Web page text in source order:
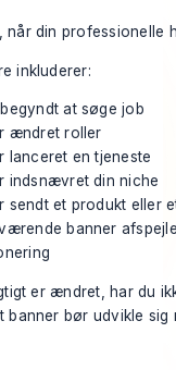
når din professionelle
inkluderer:
at søge job
ændret roller
lanceret en tjeneste
indsnævret din niche
sendt et produkt eller
banner
er ændret, har du
banner bør udvikle sig